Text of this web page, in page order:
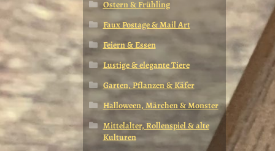
Ostern & Frühling
Faux Postage & Mail Art
Feiern & Essen
Lustige & elegante Tiere
Garten, Pflanzen & Käfer
Halloween, Märchen & Monster
Mittelalter, Rollenspiel & alte
Kulturen